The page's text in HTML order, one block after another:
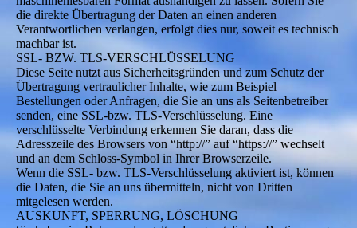
die direkte Übertragung der Daten an einen anderen
Verantwortlichen verlangen, erfolgt dies nur, soweit es technisch
machbar ist.
SSL- BZW. TLS-VERSCHLÜSSELUNG
Diese Seite nutzt aus Sicherheitsgründen und zum Schutz der
Übertragung vertraulicher Inhalte, wie zum Beispiel
Bestellungen oder Anfragen, die Sie an uns als Seitenbetreiber
senden, eine SSL-bzw. TLS-Verschlüsselung. Eine
verschlüsselte Verbindung erkennen Sie daran, dass die
Adresszeile des Browsers von “http://” auf “https://” wechselt
und an dem Schloss-Symbol in Ihrer Browserzeile.
Wenn die SSL- bzw. TLS-Verschlüsselung aktiviert ist, können
die Daten, die Sie an uns übermitteln, nicht von Dritten
mitgelesen werden.
AUSKUNFT, SPERRUNG, LÖSCHUNG